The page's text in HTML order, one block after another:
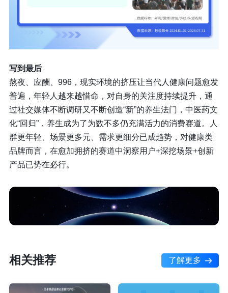
写到最后
熬夜、应酬、996，现实环境的挤压让当代人健康问题愈发
普遍，年轻人越来越惜命，对自身的关注度持续提升，通
过社交媒体不断调研又不断创造“新”的养生法门，中医药文
化“回归”，养生成为了为数不多仍充满活力的消费赛道。人
群更年轻、场景更多元、需求更细分已成趋势，对健康类
品牌而言，在愈加拥挤的赛道中洞察用户+深挖场景+创新
产品已势在必行。
相关推荐 了解更多